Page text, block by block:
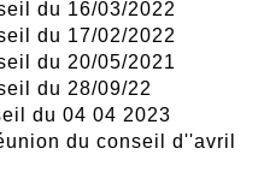
du 16/03/2022
du 17/02/2022
du 20/05/2021
du 28/09/22
du 04 04 2023
du conseil d''avril